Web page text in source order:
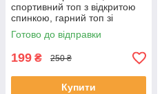
спортивний топ з відкритою
спинкою, гарний топ зі
шнурівкою, топ у рубчик S
Готово до відправки
199 ₴ 250 ₴
Купити